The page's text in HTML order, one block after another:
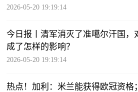
2026-05-20 19:19:14
今日报丨清军消灭了准噶尔汗国，
成了怎样的影响？
2026-05-20 19:19:14
热点！加利：米兰能获得欧冠资格